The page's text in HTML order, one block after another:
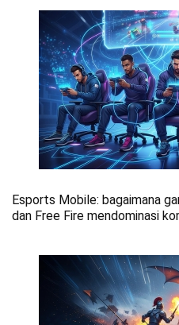
Esports Mobile: bagaimana
dan Free Fire mendominasi